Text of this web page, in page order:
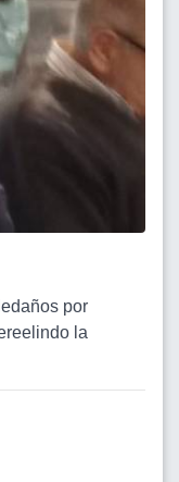
por
la